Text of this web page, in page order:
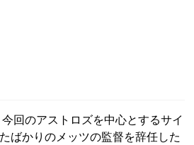
回のアストロズを中心とするサイ
ばかりのメッツの監督を辞任した